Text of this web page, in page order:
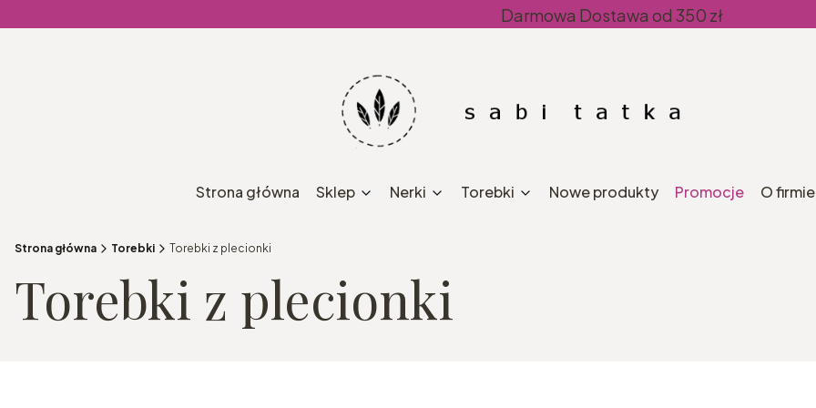
Darmowa Dostawa od 350 zł
Strona główna Sklep Nerki Torebki Nowe produkty Promocje O firmie
Strona główna Torebki Torebki z plecionki
Torebki z plecionki